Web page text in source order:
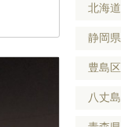
北海道
静岡県
豊島区
八丈島